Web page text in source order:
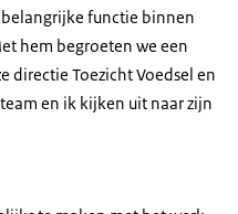
functie binnen
hem begroeten we een
directie Toezicht Voedsel en
en ik kijken uit naar zijn